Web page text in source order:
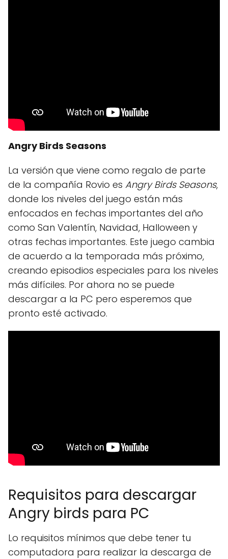
Angry Birds Seasons
La versión que viene como regalo de parte
de la compañía Rovio es Angry Birds Seasons,
donde los niveles del juego están más
enfocados en fechas importantes del año
como San Valentín, Navidad, Halloween y
otras fechas importantes. Este juego cambia
de acuerdo a la temporada más próximo,
creando episodios especiales para los niveles
más difíciles. Por ahora no se puede
descargar a la PC pero esperemos que
pronto esté activado.
Requisitos para descargar
Angry birds para PC
Lo requisitos mínimos que debe tener tu
computadora para realizar la descarga de